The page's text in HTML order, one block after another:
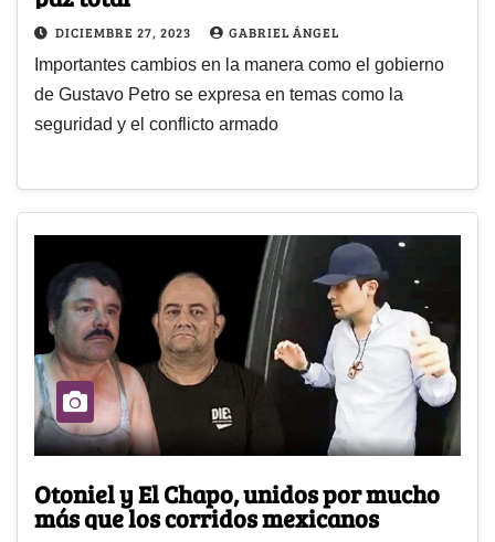
DICIEMBRE 27, 2023 GABRIEL ÁNGEL
Importantes cambios en la manera como el gobierno
de Gustavo Petro se expresa en temas como la
seguridad y el conflicto armado
Otoniel y El Chapo, unidos por mucho
más que los corridos mexicanos